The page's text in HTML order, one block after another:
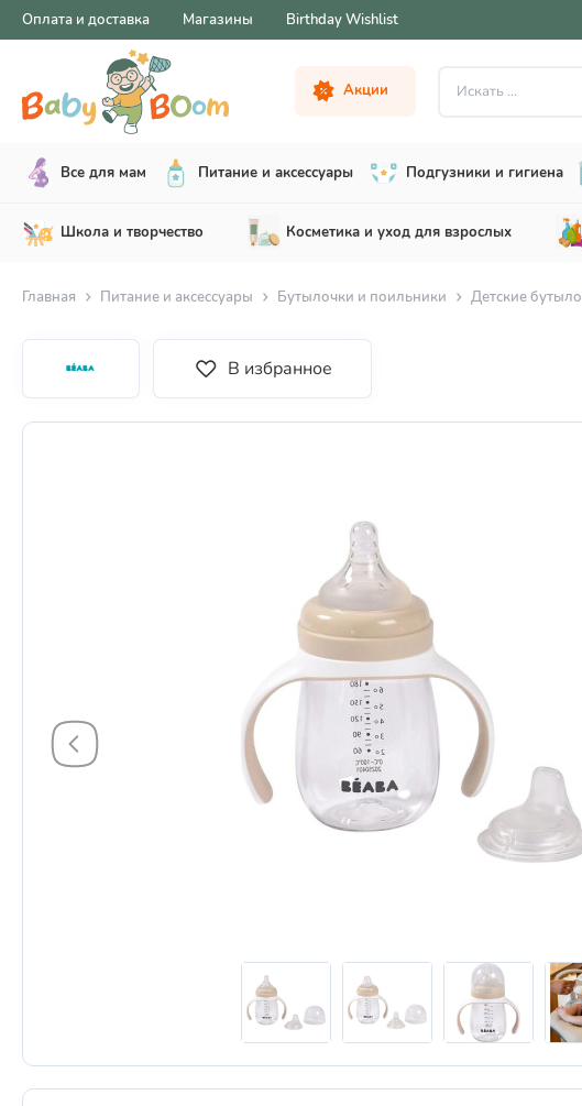
Оплата и доставка Магазины Birthday Wishlist
Акции
Все для мам Питание и аксессуары Подгузники и гигиена
Школа и творчество Косметика и уход для взрослых
Главная Питание и аксессуары Бутылочки и поильники Детские
В избранное